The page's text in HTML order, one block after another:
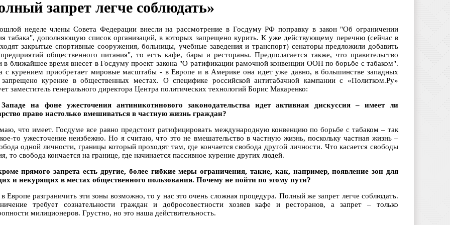
запрет легче соблюдать»
неделе члены Совета Федерации внесли на рассмотрение в Госдуму РФ поправку в закон "Об ограничении
табака", дополняющую список организаций, в которых запрещено курить. К уже действующему перечню (сейчас в
закрытые спортивные сооружения, больницы, учебные заведения и транспорт) сенаторы предложили добавить
общественного питания", то есть кафе, бары и рестораны. Предполагается также, что правительство
в ближайшее время внесет в Госдуму проект закона "О ратификации рамочной конвенции ООН по борьбе с табаком".
с курением приобретает мировые масштабы - в Европе и в Америке она идет уже давно, в большинстве западных
запрещено курение в общественных местах. О специфике российской антитабачной кампании с «Политком.Ру»
заместитель генерального директора Центра политических технологий Борис Макаренко:
на фоне ужесточения антиникотинового законодательства идет активная дискуссия – имеет ли
право настолько вмешиваться в частную жизнь граждан?
что имеет. Госдуме все равно предстоит ратифицировать международную конвенцию по борьбе с табаком – так
то ужесточение неизбежно. Но я считаю, что это не вмешательство в частную жизнь, поскольку частная жизнь –
одной личности, границы который проходят там, где кончается свобода другой личности. Что касается свободы
то свобода кончается на границе, где начинается пассивное курение других людей.
прямого запрета есть другие, более гибкие меры ограничения, такие, как, например, появление зон для
и некурящих в местах общественного пользования. Почему не пойти по этому пути?
Европе разграничить эти зоны возможно, то у нас это очень сложная процедура. Полный же запрет легче соблюдать.
требует сознательности граждан и добросовестности хозяев кафе и ресторанов, а запрет – только
милиционеров. Грустно, но это наша действительность.